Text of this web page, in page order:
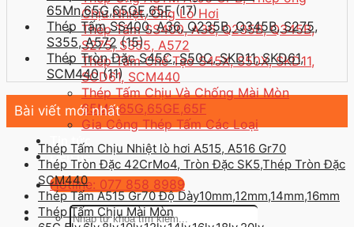
Chịu Nhiệt, Ống Lò Hơi
Thép Tấm SS400, A36, Q235B, Q345B,
S275, S355, A572
Thép Tấm Chế Tạo S45X, S50X, SKD11,
SCD61, SCM440
Thép Tấm Chịu Và Chống Mài Mòn
65Mn,65G,65GE,65F
Gia Công Thép Tấm Các Loại
Tin tức
Liên hệ
Hotline: 077 858 8989
Tìm
65Mn,65G,65GE,65F (17)
Thép Tấm SS400, A36, Q235B, Q345B, S275,
S355, A572 (15)
Thép Tròn Đặc S45C, S50C, SKD11, SKD61,
SCM440 (11)
Bài viết mới nhất
Thép Tấm Chịu Nhiệt lò hơi A515, A516 Gr70
Thép Tròn Đặc 42CrMo4, Tròn Đặc SK5,Thép Tròn Đặc
SCM440
Thép Tấm A515 Gr70 Độ Dày10mm,12mm,14mm,16mm
Thép Tấm Chịu Mài Mòn